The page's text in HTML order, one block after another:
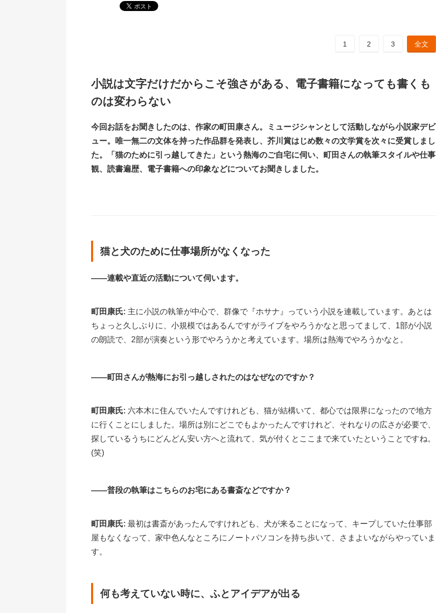
1 2 3 全文
小説は文字だけだからこそ強さがある、電子書籍になっても書くも
のは変わらない
今回お話をお聞きしたのは、作家の町田康さん。ミュージシャンとして活動しながら小説家デビ
ュー。唯一無二の文体を持った作品群を発表し、芥川賞はじめ数々の文学賞を次々に受賞しまし
た。「猫のために引っ越してきた」という熱海のご自宅に伺い、町田さんの執筆スタイルや仕事
観、読書遍歴、電子書籍への印象などについてお聞きしました。
猫と犬のために仕事場所がなくなった
――連載や直近の活動について伺います。
町田康氏: 主に小説の執筆が中心で、群像で『ホサナ』っていう小説を連載しています。あとは
ちょっと久しぶりに、小規模ではあるんですがライブをやろうかなと思ってまして、1部が小説
の朗読で、2部が演奏という形でやろうかと考えています。場所は熱海でやろうかなと。
――町田さんが熱海にお引っ越しされたのはなぜなのですか？
町田康氏: 六本木に住んでいたんですけれども、猫が結構いて、都心では限界になったので地方
に行くことにしました。場所は別にどこでもよかったんですけれど、それなりの広さが必要で、
探しているうちにどんどん安い方へと流れて、気が付くとここまで来ていたということですね。
(笑)
――普段の執筆はこちらのお宅にある書斎などですか？
町田康氏: 最初は書斎があったんですけれども、犬が来ることになって、キープしていた仕事部
屋もなくなって、家中色んなところにノートパソコンを持ち歩いて、さまよいながらやっていま
す。
何も考えていない時に、ふとアイデアが出る